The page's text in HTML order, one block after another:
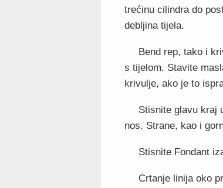
trećinu cilindra do
debljina tijela.
Bend rep, tako i
s tijelom. Stavite
krivulje, ako je to
Stisnite glavu kraj
nos. Strane, kao i
Stisnite Fondant
Crtanje linija oko